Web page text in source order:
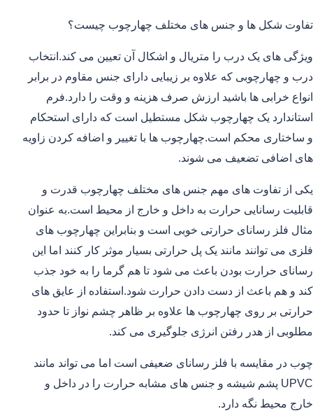
تفاوت شکل ها و جنس های مختلف چهارچوب چیست؟
ویژگی های یک درب را متریال و اشکال آن تعیین می کند.انتخاب
درب و چهارچوبی که علاوه بر زیبایی دارای جنس مقاوم در برابر
انواع خرابی ها باشید ارزش صرف هزینه و وقت را دارد.فرم
استاندارد یک چهارچوب شکل مستطیل است که دارای استحکام
و ساختاری محکم است.چهارچوب ها با تغییر و اضافه کردن زاویه
های اضافی تضعیف می شوند.
یکی از تفاوت های مهم جنس های مختلف چهارچوب قدرت و
قابلیت رسانایی حرارت به داخل و خارج از محیط است.به عنوان
مثال فلز رسانای حرارتی خوبی است و بنابراین چهارچوب های
فلزی می توانند مانند یک پل حرارتی بسیار موثر کار کنند اما این
رسانای حرارت بودن باعث می شود تا هم گرما را به خود جذب
کند و هم باعث از دست دادن حرارت شود.استفاده از عایق های
حرارتی بر روی چهارچوب ها علاوه بر ظاهر چشم نواز تا حدود
مطلوبی از هدر رفتن انرژی جلوگیری می کند.
چوب در مقایسه با فلز رسانای ضعیفی است اما می تواند مانند
UPVC پشم شیشه و جنس های مشابه حرارت را در داخل و
خارج محیط نگه دارد.